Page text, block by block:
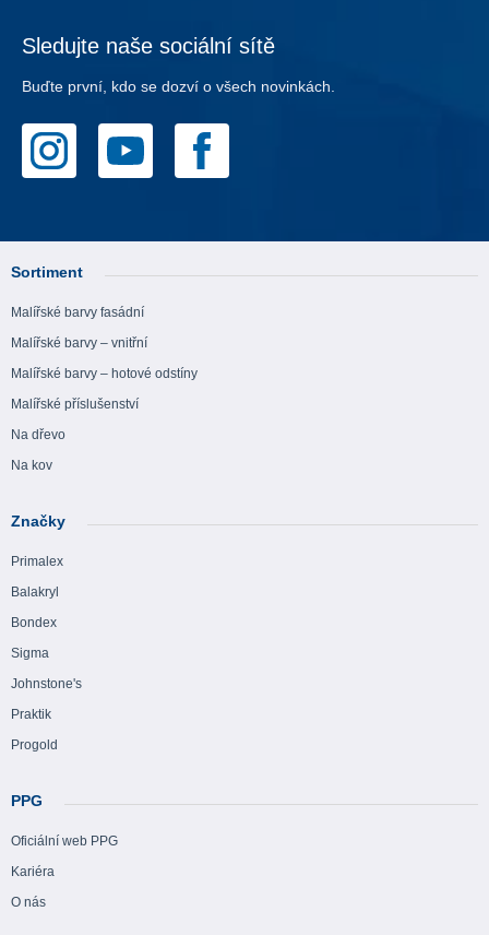
Sledujte naše sociální sítě
Buďte první, kdo se dozví o všech novinkách.
Sortiment
Malířské barvy fasádní
Malířské barvy – vnitřní
Malířské barvy – hotové odstíny
Malířské příslušenství
Na dřevo
Na kov
Značky
Primalex
Balakryl
Bondex
Sigma
Johnstone's
Praktik
Progold
PPG
Oficiální web PPG
Kariéra
O nás